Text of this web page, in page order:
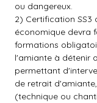
ou dangereux.
2) Certification SS3
économique devra
formations
l'amiante à détenir
permettant
de retrait
(technique ou